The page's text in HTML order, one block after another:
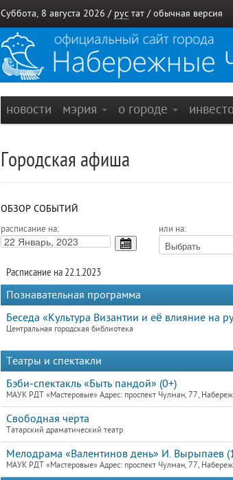
Суббота, 8 августа 2026 / рус тат / обычная версия
новости мэрия о городе
Городская афиша
ОБЗОР СОБЫТИЙ
расписание на: или на:
Расписание на 22.1.2023
Познавательная программа
Беседа «Культура Византии и её влияние на
Центральная городская библиотека
Театры и спектакли
Бэби-спектакль «Быть пандой» (0+)
МАУК РДТ «Мастеровые» Адрес: проспект Чулман, 77,
Свободная черта
Татарский драматический театр
Мелодрама «Валентинов день» И. Вырыпаев
МАУК РДТ «Мастеровые» Адрес: проспект Чулман, 77,